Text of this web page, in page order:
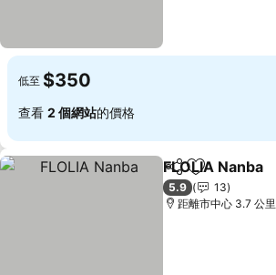
低至 $350
查看 2 個網站的價格
分享 放到收藏夾
FLOLIA Nanba
5.9
13
距離市中心 3.7 公里